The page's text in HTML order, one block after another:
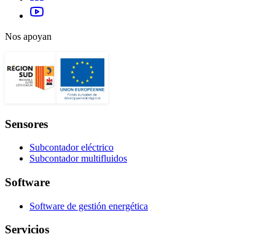
Nos apoyan
Sensores
Subcontador eléctrico
Subcontador multifluidos
Software
Software de gestión energética
Servicios